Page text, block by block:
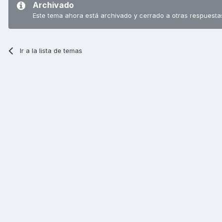
Archivado
Este tema ahora está archivado y cerrado a otras
Ir a la lista de temas